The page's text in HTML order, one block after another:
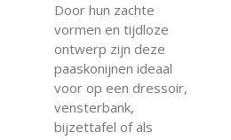
Door hun zachte
vormen en tijdloze
ontwerp zijn deze
paaskonijnen ideaal
voor op een dressoir,
vensterbank,
bijzettafel of als